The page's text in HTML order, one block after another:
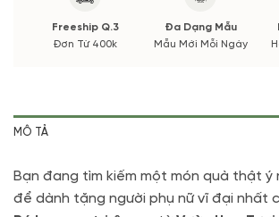
Freeship Q.3
Đơn Từ 400k
Đa Dạng Mẫu
Mẫu Mới Mỗi Ngày
MÔ TẢ
Bạn đang tìm kiếm một món quà thật ý
để dành tặng người phụ nữ vĩ đại nhất